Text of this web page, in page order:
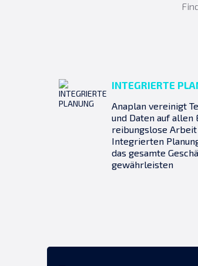
INTEGRIERTE
Anaplan vereinigt
und Daten auf allen
reibungslose Arbeit
Integrierten
das gesamte
gewährleisten